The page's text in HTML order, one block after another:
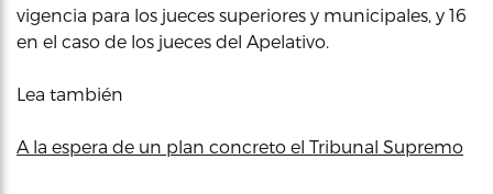
vigencia para los jueces superiores y municipales, y 16
en el caso de los jueces del Apelativo.
Lea también
A la espera de un plan concreto el Tribunal Supremo